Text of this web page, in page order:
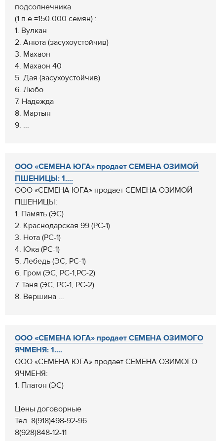
подсолнечника
(1 п.е.=150.000 семян) :
1. Вулкан
2. Анюта (засухоустойчив)
3. Махаон
4. Махаон 40
5. Дая (засухоустойчив)
6. Любо
7. Надежда
8. Мартын
9. ...
ООО «СЕМЕНА ЮГА» продает СЕМЕНА ОЗИМОЙ
ПШЕНИЦЫ: 1....
ООО «СЕМЕНА ЮГА» продает СЕМЕНА ОЗИМОЙ
ПШЕНИЦЫ:
1. Память (ЭС)
2. Краснодарская 99 (РС-1)
3. Нота (РС-1)
4. Юка (РС-1)
5. Лебедь (ЭС, РС-1)
6. Гром (ЭС, РС-1,РС-2)
7. Таня (ЭС, РС-1, РС-2)
8. Вершина ...
ООО «СЕМЕНА ЮГА» продает СЕМЕНА ОЗИМОГО
ЯЧМЕНЯ: 1....
ООО «СЕМЕНА ЮГА» продает СЕМЕНА ОЗИМОГО
ЯЧМЕНЯ:
1. Платон (ЭС)
Цены договорные
Тел. 8(918)498-92-96
8(928)848-12-11